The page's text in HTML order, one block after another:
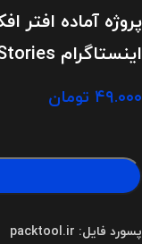
پروژه آماده
اینستاگرام Digital Pack Stories
۴۹.۰۰۰ تومان
پسورد فایل: packtool.ir